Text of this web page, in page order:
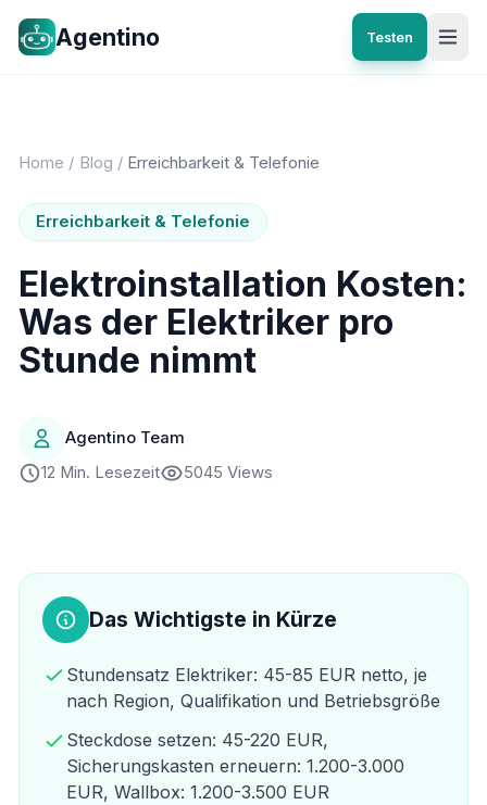
Agentino Testen
Home / Blog / Erreichbarkeit & Telefonie
Erreichbarkeit & Telefonie
Elektroinstallation Kosten:
Was der Elektriker pro
Stunde nimmt
Agentino Team
12 Min. Lesezeit
5045 Views
Das Wichtigste in Kürze
Stundensatz Elektriker: 45-85 EUR netto, je
nach Region, Qualifikation und Betriebsgröße
Steckdose setzen: 45-220 EUR,
Sicherungskasten erneuern: 1.200-3.000
EUR, Wallbox: 1.200-3.500 EUR